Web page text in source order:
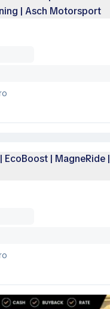
| Asch Motorsport
EcoBoost | MagneRide |